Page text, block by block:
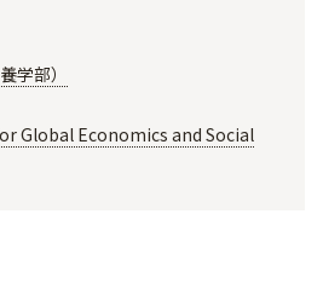
学部）
Global Economics and Social